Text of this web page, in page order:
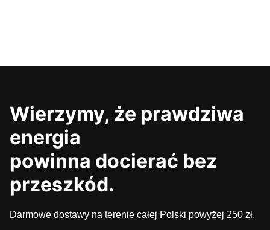
Wierzymy, że prawdziwa
energia
powinna docierać bez
przeszkód.
Darmowe dostawy na terenie całej Polski powyżej 250 zł.